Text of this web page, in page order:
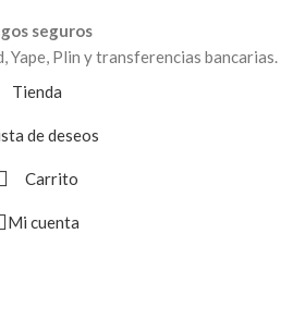
seguros
Yape, Plin y transferencias bancarias.
Tienda
de deseos
Carrito
Mi cuenta